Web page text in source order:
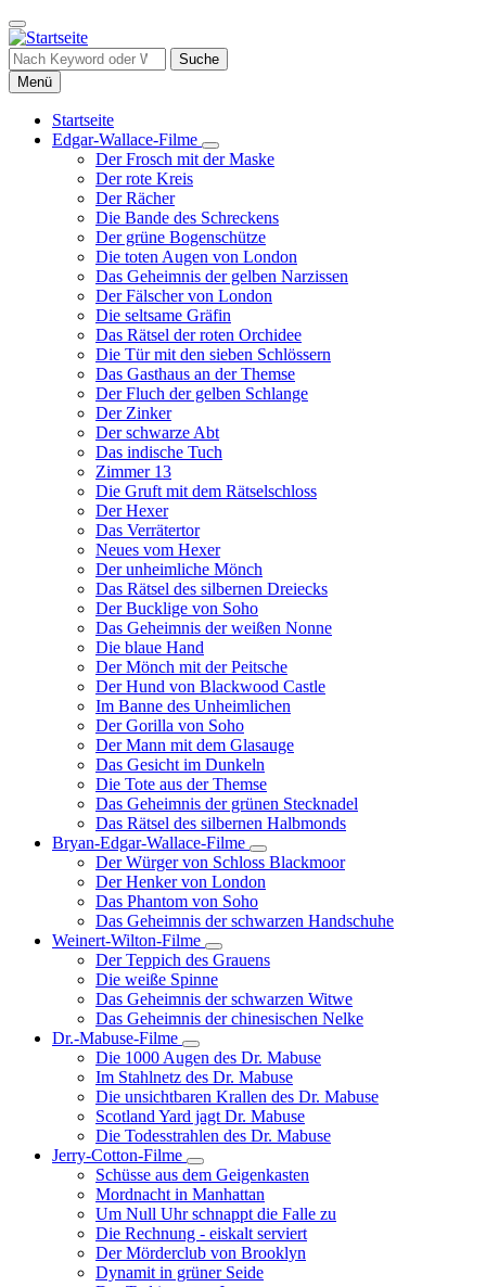
Direkt
zum
Inhalt
Suche
Menü
Hauptnavigation
Startseite
Edgar-Wallace-Filme
Unternavigation
von
Filme
Der Frosch mit der Maske
Der rote Kreis
Der Rächer
Die Bande des Schreckens
Der grüne Bogenschütze
Die toten Augen von London
Das Geheimnis der gelben Narzissen
Der Fälscher von London
Die seltsame Gräfin
Das Rätsel der roten Orchidee
Die Tür mit den sieben Schlössern
Das Gasthaus an der Themse
Der Fluch der gelben Schlange
Der Zinker
Der schwarze Abt
Das indische Tuch
Zimmer 13
Die Gruft mit dem Rätselschloss
Der Hexer
Das Verrätertor
Neues vom Hexer
Der unheimliche Mönch
Das Rätsel des silbernen Dreiecks
Der Bucklige von Soho
Das Geheimnis der weißen Nonne
Die blaue Hand
Der Mönch mit der Peitsche
Der Hund von Blackwood Castle
Im Banne des Unheimlichen
Der Gorilla von Soho
Der Mann mit dem Glasauge
Das Gesicht im Dunkeln
Die Tote aus der Themse
Das Geheimnis der grünen Stecknadel
Das Rätsel des silbernen Halbmonds
Bryan-Edgar-Wallace-Filme
Unternavigation
von
Bryan-
Wallace-
Der Würger von Schloss Blackmoor
Der Henker von London
Das Phantom von Soho
Das Geheimnis der schwarzen Handschuhe
Weinert-Wilton-Filme
Unternavigation
von
Weinert-
Wilton-
Filme
Der Teppich des Grauens
Die weiße Spinne
Das Geheimnis der schwarzen Witwe
Das Geheimnis der chinesischen Nelke
Dr.-Mabuse-Filme
Unternavigation
von
Dr.-
Mabuse-
Filme
Die 1000 Augen des Dr. Mabuse
Im Stahlnetz des Dr. Mabuse
Die unsichtbaren Krallen des Dr. Mabuse
Scotland Yard jagt Dr. Mabuse
Die Todesstrahlen des Dr. Mabuse
Jerry-Cotton-Filme
Unternavigation
von
Jerry-
Cotton-
Filme
Schüsse aus dem Geigenkasten
Mordnacht in Manhattan
Um Null Uhr schnappt die Falle zu
Die Rechnung - eiskalt serviert
Der Mörderclub von Brooklyn
Dynamit in grüner Seide